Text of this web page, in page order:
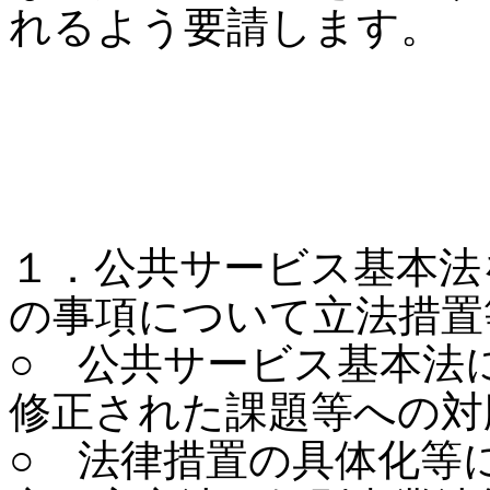
れるよう要請します。
１．公共サービス基本
の事項について立法措
○ 公共サービス基本法
修正された課題等への
○ 法律措置の具体化等